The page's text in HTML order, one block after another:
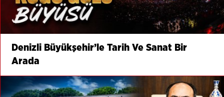
Denizli Büyükşehir’le Tarih Ve Sanat Bir
Arada